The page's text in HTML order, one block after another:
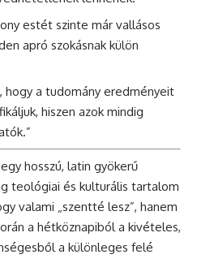
estét szinte már vallásos
apró szokásnak külön
hogy a tudomány eredményeit
hiszen azok mindig
hosszú, latin gyökerű
teológiai és kulturális tartalom
valami „szentté lesz”, hanem
a hétköznapiból a kivételes,
a különleges felé